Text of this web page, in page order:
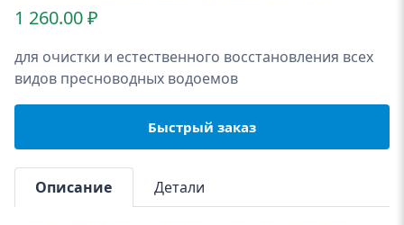
1 260.00₽
для очистки и естественного восстановления всех
видов пресноводных водоемов
Быстрый заказ
Описание Детали